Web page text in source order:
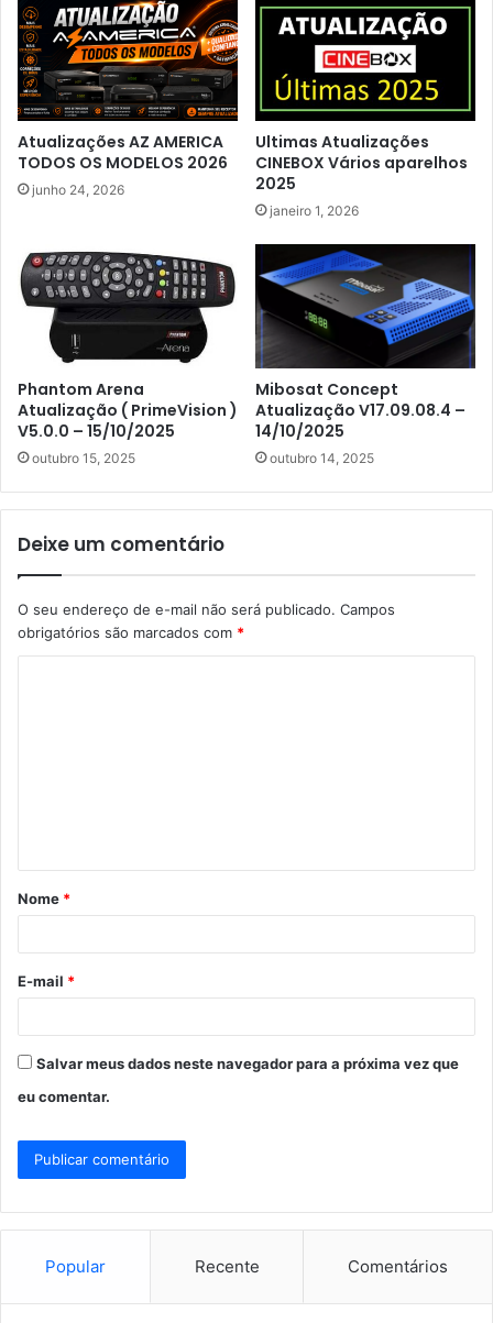
Atualizações AZ AMERICA
TODOS OS MODELOS 2026
junho 24, 2026
Ultimas Atualizações
CINEBOX Vários aparelhos
2025
janeiro 1, 2026
Phantom Arena
Atualização ( PrimeVision )
V5.0.0 – 15/10/2025
outubro 15, 2025
Mibosat Concept
Atualização V17.09.08.4 –
14/10/2025
outubro 14, 2025
Deixe um comentário
O seu endereço de e-mail não será publicado. Campos
obrigatórios são marcados com *
á
r
*
Nome *
E-mail *
Salvar meus dados neste navegador para a próxima vez que
eu comentar.
Popular Recente Comentários